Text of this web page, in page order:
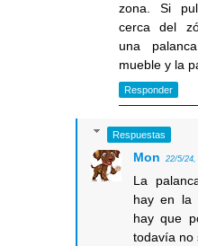
zona. Si
cerca del
una
mueble y la
Responder
Respuestas
Mon 22/5/24,
La
hay en la
hay que
todavía no